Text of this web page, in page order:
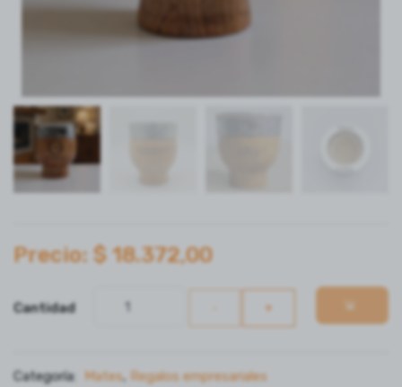
Precio: $ 18.372,00
Cantidad +
Categoría: Mates, Regalos empresariales